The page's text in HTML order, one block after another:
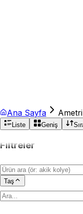
Ana Sayfa
Liste Geniş
Filtreler
Taş